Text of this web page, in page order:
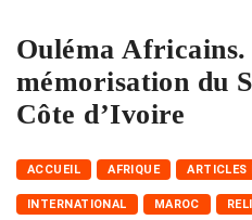
Ouléma Africains.
mémorisation du
Côte d’Ivoire
ACCUEIL AFRIQUE ARTICLES
INTERNATIONAL MAROC